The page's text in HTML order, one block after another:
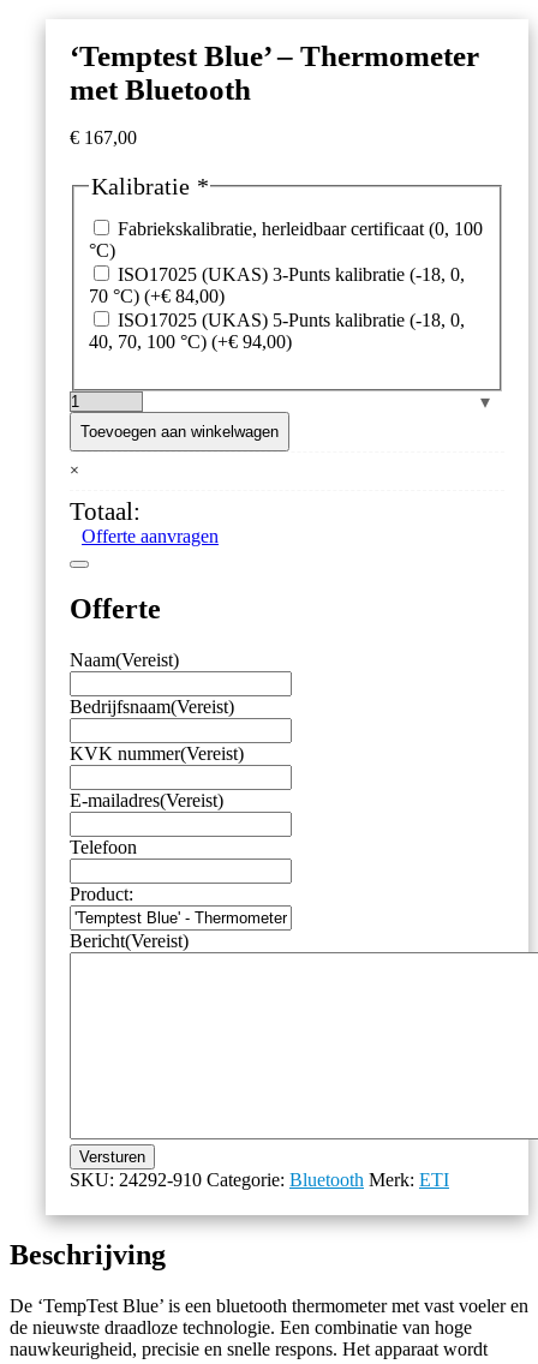
‘Temptest Blue’ – Thermometer
met Bluetooth
€ 167,00
Kalibratie *
Fabriekskalibratie, herleidbaar certificaat (0, 100
°C)
ISO17025 (UKAS) 3-Punts kalibratie (-18, 0,
70 °C) (+€ 84,00)
ISO17025 (UKAS) 5-Punts kalibratie (-18, 0,
40, 70, 100 °C) (+€ 94,00)
'Temptest
Blue'
–
Thermometer
Bluetooth
aantal
Toevoegen aan winkelwagen
×
Totaal:
Offerte aanvragen
Offerte
Naam(Vereist)
Bedrijfsnaam(Vereist)
KVK nummer(Vereist)
E-mailadres(Vereist)
Telefoon
Product:
Bericht(Vereist)
Versturen
SKU: 24292-910 Categorie: Bluetooth Merk: ETI
Beschrijving
De ‘TempTest Blue’ is een bluetooth thermometer met vast voeler en
de nieuwste draadloze technologie. Een combinatie van hoge
nauwkeurigheid, precisie en snelle respons. Het apparaat wordt